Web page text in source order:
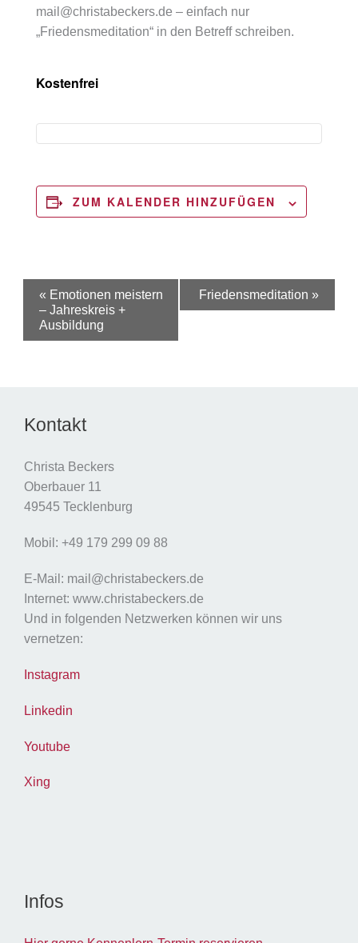
mail@christabeckers.de – einfach nur
„Friedensmeditation“ in den Betreff schreiben.
Kostenfrei
ZUM KALENDER HINZUFÜGEN
Veranstaltung-
Navigation
« Emotionen meistern
– Jahreskreis +
Ausbildung
Friedensmeditation»
Kontakt
Christa Beckers
Oberbauer 11
49545 Tecklenburg
Mobil: +49 179 299 09 88
E-Mail: mail@christabeckers.de
Internet: www.christabeckers.de
Und in folgenden Netzwerken können wir uns
vernetzen:
Instagram
Linkedin
Youtube
Xing
Infos